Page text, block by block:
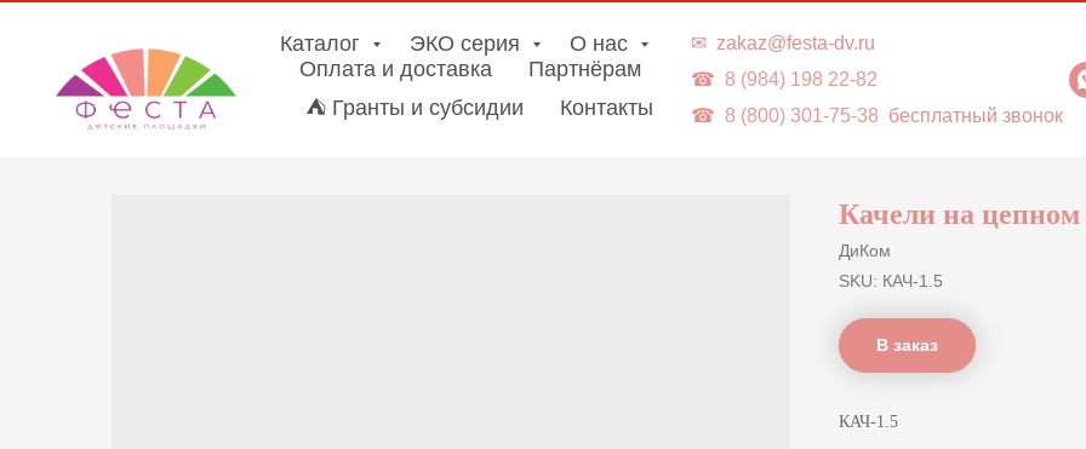
Каталог ЭКО серия
О нас
Оплата и доставка
Партнёрам
⛺ Гранты и субсидии
Контакты
✉ zakaz@festa-dv.ru
☎ 8 (984) 198 22-82
☎ 8 (800) 301-75-38 бесплатный звонок
Качели на цепном
ДиКом
SKU: КАЧ-1.5
В заказ
КАЧ-1.5